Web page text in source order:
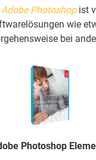
Adobe Photoshopist
wie
bei
Photoshop